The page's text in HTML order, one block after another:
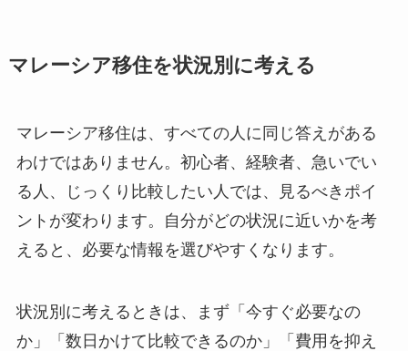
マレーシア移住を状況別に考える
マレーシア移住は、すべての人に同じ答えがある
わけではありません。初心者、経験者、急いでい
る人、じっくり比較したい人では、見るべきポイ
ントが変わります。自分がどの状況に近いかを考
えると、必要な情報を選びやすくなります。
状況別に考えるときは、まず「今すぐ必要なの
か」「数日かけて比較できるのか」「費用を抑え